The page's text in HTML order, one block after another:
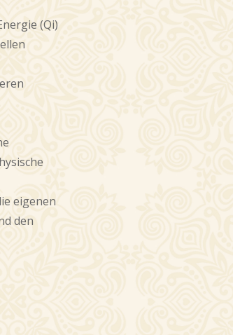
(Qi)
eigenen
den